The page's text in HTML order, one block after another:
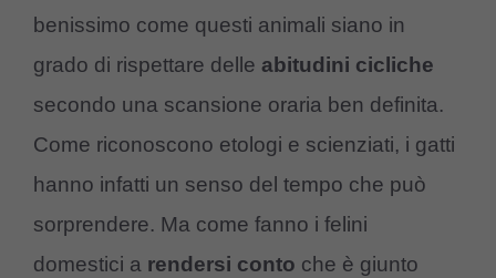
benissimo come questi animali siano in
grado di rispettare delle abitudini cicliche
secondo una scansione oraria ben definita.
Come riconoscono etologi e scienziati, i gatti
hanno infatti un senso del tempo che può
sorprendere. Ma come fanno i felini
domestici a rendersi conto che è giunto